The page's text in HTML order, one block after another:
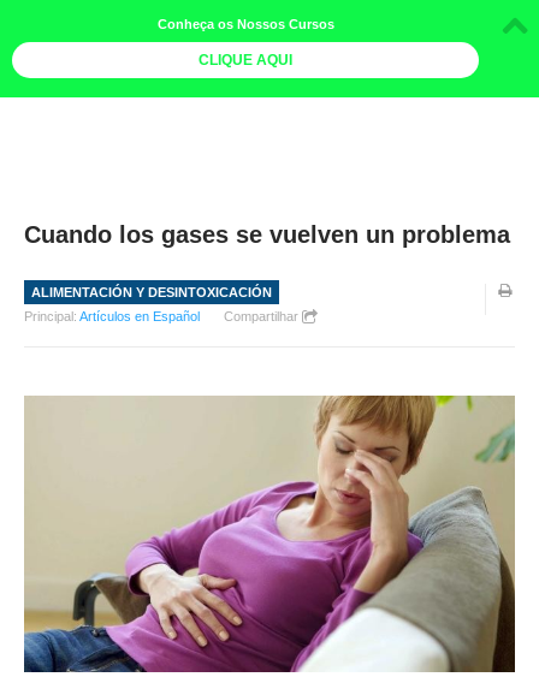
MAIS
BOLETINS
COLABORADORES
TV DE BEM COM A NATUREZA
FALE CONOSCO
ASSINE O SITE
Cuando los gases se vuelven un problema
ALIMENTACIÓN Y DESINTOXICACIÓN
Principal: Artículos en Español Compartilhar
Conheça os Nossos Cursos
CLIQUE AQUI